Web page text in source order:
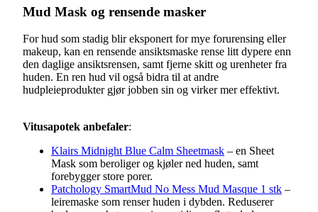
Mud Mask og rensende masker
For hud som stadig blir eksponert for mye forurensing eller
makeup, kan en rensende ansiktsmaske rense litt dypere enn
den daglige ansiktsrensen, samt fjerne skitt og urenheter fra
huden. En ren hud vil også bidra til at andre
hudpleieprodukter gjør jobben sin og virker mer effektivt.
Vitusapotek anbefaler:
Klairs Midnight Blue Calm Sheetmask – en Sheet
Mask som beroliger og kjøler ned huden, samt
forebygger store porer.
Patchology SmartMud No Mess Mud Masque 1 stk –
leiremaske som renser huden i dybden. Reduserer